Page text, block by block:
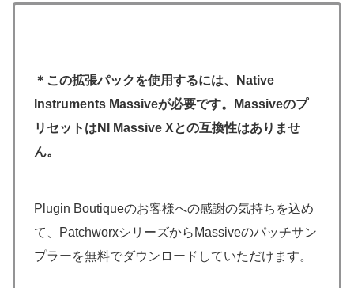
＊この拡張パックを使用するには、Native
Instruments Massiveが必要です。Massiveのプ
リセットはNI Massive Xとの互換性はありませ
ん。
Plugin Boutiqueのお客様への感謝の気持ちを込め
て、PatchworxシリーズからMassiveのパッチサン
プラーを無料でダウンロードしていただけます。